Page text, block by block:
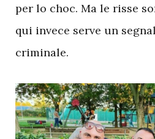
per lo choc. Ma le risse
qui invece serve un
criminale.